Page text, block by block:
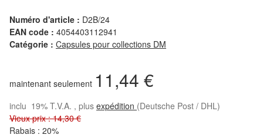
Numéro d'article : D2B/24
EAN code : 4054403112941
Catégorie : Capsules pour collections DM
maintenant seulement 11,44 €
inclu 19% T.V.A. , plus expédition (Deutsche Post / DHL)
Vieux prix : 14,30 €
Rabais : 20%